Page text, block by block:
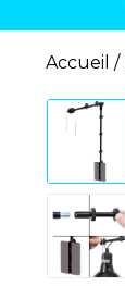
Accueil